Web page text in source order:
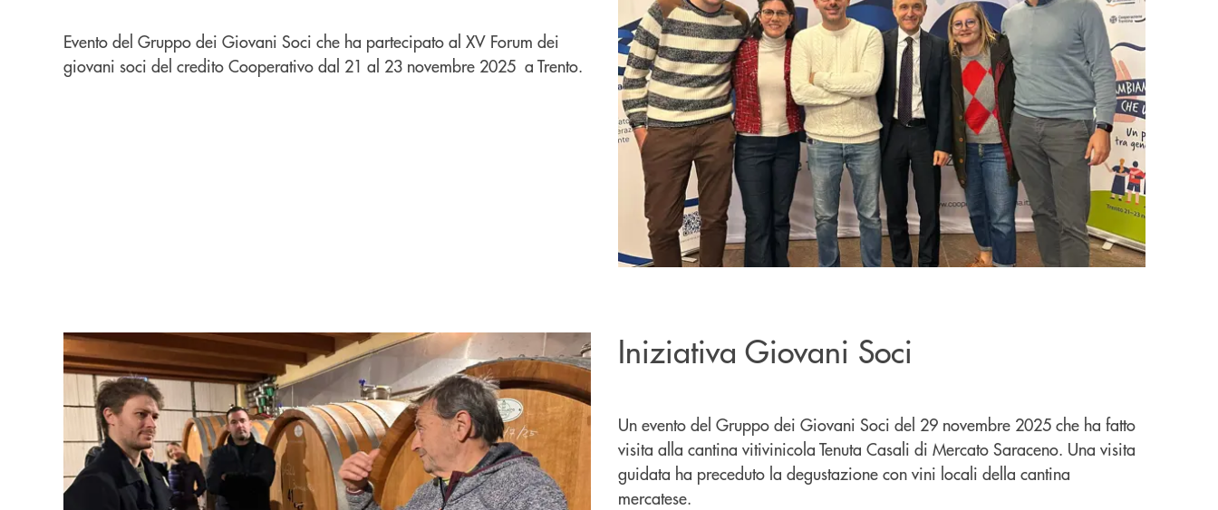
Evento del Gruppo dei Giovani Soci che ha partecipato al XV Forum dei
giovani soci del credito Cooperativo dal 21 al 23 novembre 2025 a Trento.
Iniziativa Giovani Soci
Un evento del Gruppo dei Giovani Soci del 29 novembre 2025 che ha fatto
visita alla cantina vitivinicola Tenuta Casali di Mercato Saraceno. Una visita
guidata ha preceduto la degustazione con vini locali della cantina
mercatese.